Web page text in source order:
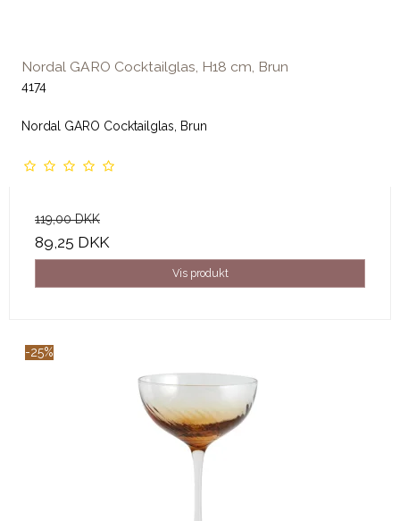
Nordal GARO Cocktailglas, H18 cm, Brun
4174
Nordal GARO Cocktailglas, Brun
119,00 DKK
89,25 DKK
Vis produkt
-25%